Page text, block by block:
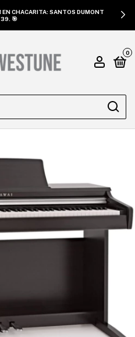
CHACARITA: SANTOS DUMONT
🎯
0